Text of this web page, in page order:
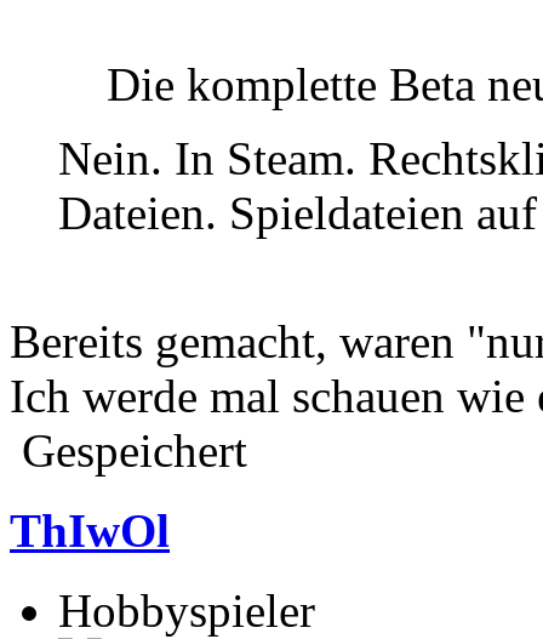
Die komplette Beta
Nein. In Steam.
Dateien. Spieldateien
Bereits gemacht, waren
Ich werde mal schauen wie
Gespeichert
ThIwOl
Hobbyspieler